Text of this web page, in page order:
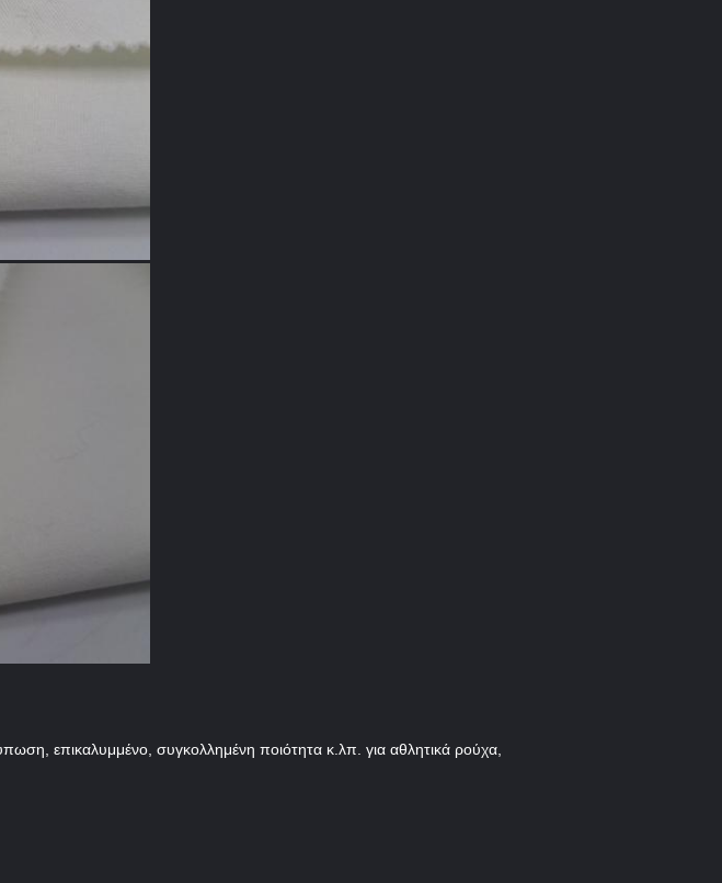
επικαλυμμένο, συγκολλημένη ποιότητα κ.λπ. για αθλητικά ρούχα,